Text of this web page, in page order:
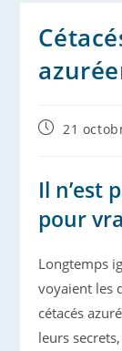
Publication
21
Il n’est
pour
Longtemps
voyaient les
cétacés
leurs